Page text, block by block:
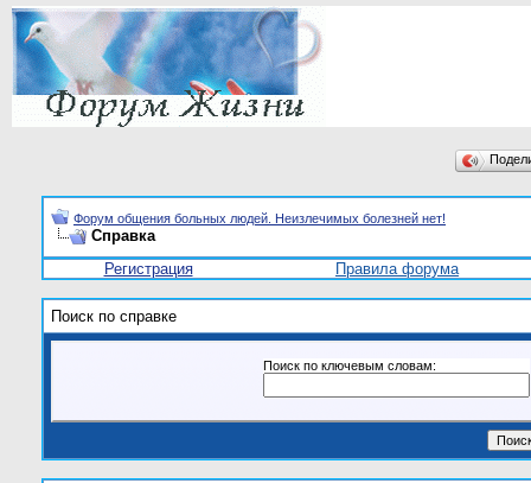
Форум общения больных людей. Неизлечимых болезней нет!
Справка
Регистрация
Правила форума
Поиск по справке
Поиск по ключевым словам: